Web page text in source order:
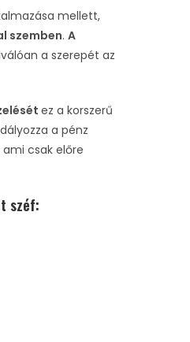
mellett,
szemben.A
a szerepét az
ez a korszerű
a pénz
csak előre
széf: